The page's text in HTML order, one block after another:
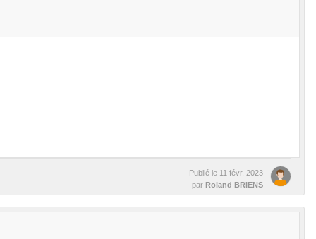
Publié le 11 févr. 2023
par Roland BRIENS